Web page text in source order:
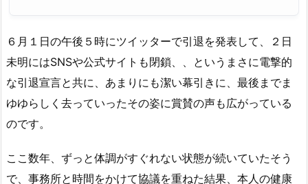
６月１日の午後５時にツイッターで引退を発表して、２日
未明にはSNSや公式サイトも閉鎖、、というまさに電撃的
な引退宣言と共に、あまりにも潔い幕引きに、最後までま
ゆゆらしく去っていったその姿に賞賛の声も広がっている
のです。
ここ数年、ずっと体調がすぐれない状態が続いていたそう
で、事務所と時間をかけて協議を重ねた結果、本人の健康